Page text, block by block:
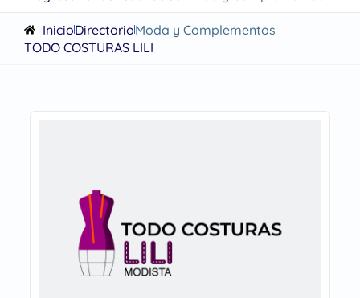
InicioDirectorioModa y Complementos
TODO COSTURAS LILI